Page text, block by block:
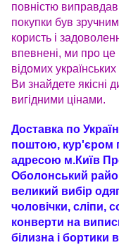
повністю
покупки був
користь і
впевнені, ми про
відомих
Ви знайдете якісні
вигідними цінами.
Доставка по
поштою, кур'єром
адресою м.Київ
Оболонський
великий вибір
чоловічки, сліпи,
конверти на
білизна і бортики